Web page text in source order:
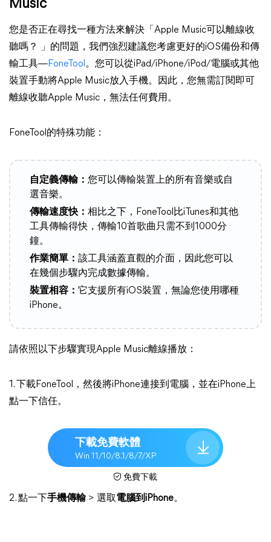
Music
您是否正在尋找一種方法來解決「Apple Music可以離線收
聽嗎？ 」的問題，我們強烈建議您考慮更好的iOS備份和傳
輸工具—FoneTool 。您可以從iPad/iPhone/iPod/電腦或其他
裝置手動將Apple Music放入手機。因此，您無需訂閱即可
離線收聽Apple Music，無法任何費用。
FoneTool的特殊功能：
自定義傳輸： 您可以傳輸裝置上的所有音樂或自
選音樂。
傳輸速度快： 相比之下，FoneTool比iTunes和其他
工具傳輸得快，傳輸10首歌曲只需不到1000分
鐘。
作業簡單： 該工具涵蓋直觀的介面，因此您可以
在幾個步驟內完成數據傳輸。
裝置相容： 它支援所有iOS裝置，無論您使用哪種
iPhone。
請依照以下步驟實現Apple Music離線播放：
1. 下載FoneTool，然後將iPhone連接到電腦，並在iPhone上
點一下信任。
下載免費軟體
Win 11/10/8.1/8/7/XP
免費下載
2. 點一下手機傳輸> 選取電腦到iPhone。